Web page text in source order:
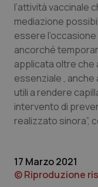
Molise
Piemonte
Provincia
Provincia
Sardegna
Epatiti
HIV
Infezioni &
Ipertensione
Malattia di
l’attività vaccinale
mediazione
essere
ancorché
applicata oltre che
essenziale ,
utili a rendere
intervento di
realizzato sinora”,
17 Marzo 2021
© Riproduzione